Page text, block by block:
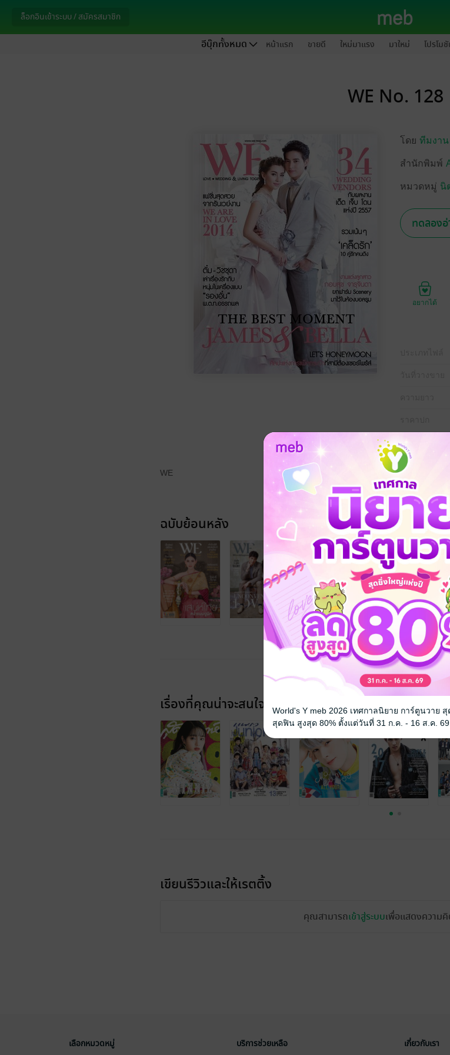
ล็อกอินเข้าระบบ / สมัครสมาชิก
อีบุ๊กทั้งหมด หน้าแรก ขายดี ใหม่มาแรง มาใหม่ โปรโม
WE No. 128
โดย ทีมงาน
สำนักพิมพ์
หมวดหมู่ นิ
ทดลองอ่
อยากได้
WE
ฉบับย้อนหลัง
เรื่องที่คุณน่าจะสนใจ
เขียนรีวิวและให้เรตติ้ง
คุณสามารถเข้าสู่ระบบเพื่อแสดงความคิ
เลือกหมวดหมู่ บริการช่วยเหลือ เกี่ยวกับเรา
World's Y meb 2026 เทศกาลนิยาย การ์ตูนวาย
สุดฟิน สูงสุด 80% ตั้งแต่วันที่ 31 ก.ค. - 16 ส.ค. 69